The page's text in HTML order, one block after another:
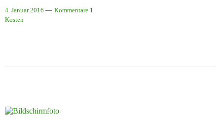
4. Januar 2016
Kommentare 1
Kosten